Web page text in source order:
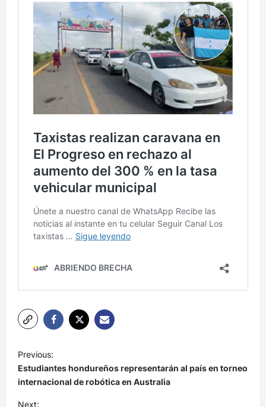
N
a
v
e
Previous:
Estudiantes hondureños representarán al país en torneo
internacional de robótica en Australia
Next: